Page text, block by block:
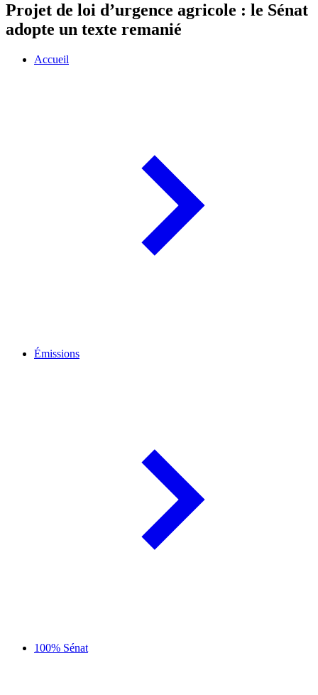
Projet de loi d’urgence agricole : le Sénat
adopte un texte remanié
Accueil
Émissions
100% Sénat